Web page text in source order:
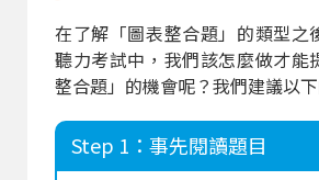
在了解「圖表整合題」的類型之
聽力考試中，我們該怎麼做才能
整合題」的機會呢？我們建議以
Step 1：事先閱讀題目